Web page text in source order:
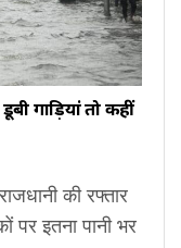
गाड़ियां तो कहीं
की रफ्तार
पर इतना पानी भर